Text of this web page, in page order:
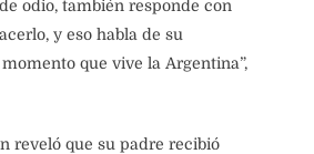
odio, también responde con
y eso habla de su
que vive la Argentina”,
reveló que su padre recibió